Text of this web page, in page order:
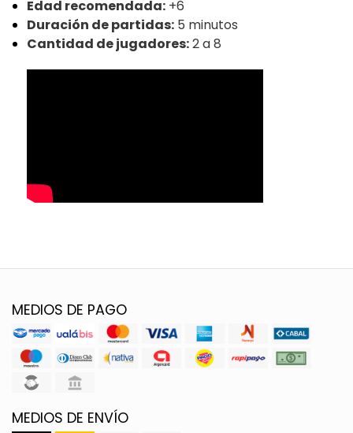
Edad recomendada:+6
Duración de partidas:5 minutos
Cantidad de jugadores:2 a 8
MEDIOS DE PAGO
MEDIOS DE ENVÍO